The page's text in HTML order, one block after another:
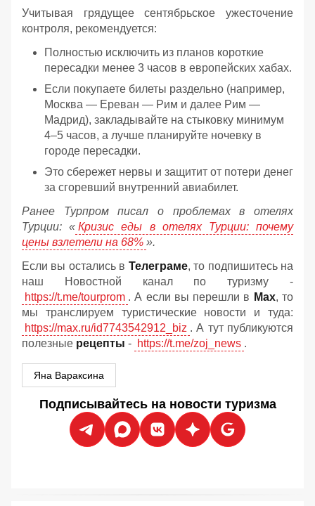
Учитывая грядущее сентябрьское ужесточение
контроля, рекомендуется:
Полностью исключить из планов короткие
пересадки менее 3 часов в европейских хабах.
Если покупаете билеты раздельно (например,
Москва — Ереван — Рим и далее Рим —
Мадрид), закладывайте на стыковку минимум
4–5 часов, а лучше планируйте ночевку в
городе пересадки.
Это сбережет нервы и защитит от потери денег
за сгоревший внутренний авиабилет.
Ранее Турпром писал о проблемах в отелях
Турции: « Кризис еды в отелях Турции: почему
цены взлетели на 68% ».
Если вы остались в Телеграме, то подпишитесь на
наш Новостной канал по туризму -
https://t.me/tourprom . А если вы перешли в Мах, то
мы транслируем туристические новости и туда:
https://max.ru/id7743542912_biz . А тут публикуются
полезные рецепты - https://t.me/zoj_news .
Яна Вараксина
Подписывайтесь на новости туризма